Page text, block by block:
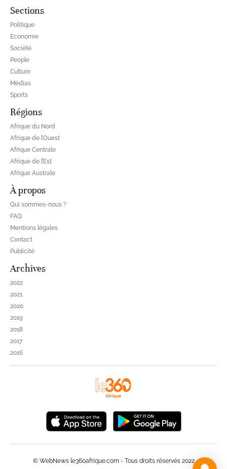
Sections
Politique
Economie
Société
People
Culture
Médias
Sports
Régions
Afrique du Nord
Afrique de l’Ouest
Afrique Centrale
Afrique de l’Est
Afrique Australe
À propos
Qui sommes-nous ?
FAQ
Mentions légales
Contact
Publicité
Archives
2022
2021
2020
2019
2018
2017
2016
© WebNews le360afrique.com - Tous droits réservés 2022